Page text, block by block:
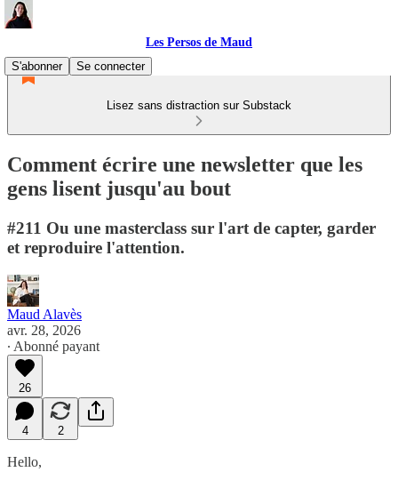
Les Persos de Maud
S'abonner
Se connecter
Lisez sans distraction sur Substack
Comment écrire une newsletter que les
gens lisent jusqu'au bout
#211 Ou une masterclass sur l'art de capter, garder
et reproduire l'attention.
Maud Alavès
avr. 28, 2026
∙ Abonné payant
26
4 2
Hello,